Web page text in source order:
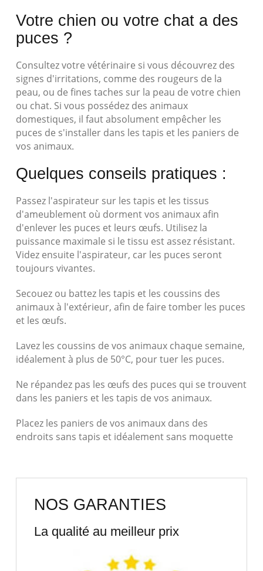
Votre chien ou votre chat a des
puces ?
Consultez votre vétérinaire si vous découvrez des
signes d'irritations, comme des rougeurs de la
peau, ou de fines taches sur la peau de votre chien
ou chat. Si vous possédez des animaux
domestiques, il faut absolument empêcher les
puces de s'installer dans les tapis et les paniers de
vos animaux.
Quelques conseils pratiques :
Passez l'aspirateur sur les tapis et les tissus
d'ameublement où dorment vos animaux afin
d'enlever les puces et leurs œufs. Utilisez la
puissance maximale si le tissu est assez résistant.
Videz ensuite l'aspirateur, car les puces seront
toujours vivantes.
Secouez ou battez les tapis et les coussins des
animaux à l'extérieur, afin de faire tomber les puces
et les œufs.
Lavez les coussins de vos animaux chaque semaine,
idéalement à plus de 50°C, pour tuer les puces.
Ne répandez pas les œufs des puces qui se trouvent
dans les paniers et les tapis de vos animaux.
Placez les paniers de vos animaux dans des
endroits sans tapis et idéalement sans moquette
NOS GARANTIES
La qualité au meilleur prix